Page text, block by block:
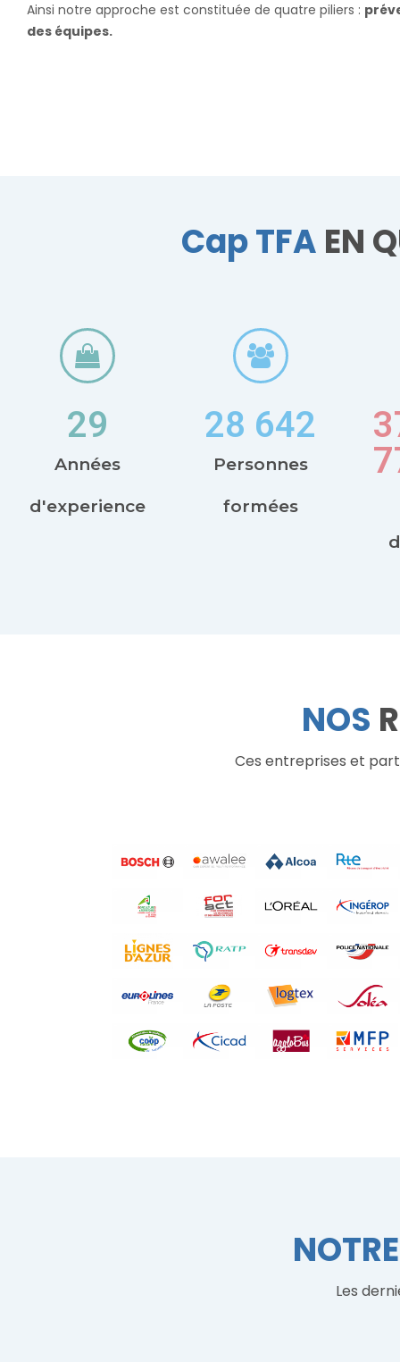
Ainsi notre approche est constituée de quatre piliers :
des équipes.
Cap TFA EN
29
Années
d'experience
28 642
Personnes
formées
NOS
Ces entreprises et
NOTRE
Les